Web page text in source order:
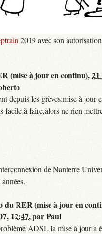
2019 avec son autorisation
(mise à jour en continu),
depuis les grèves:mise à jour
facile à faire,alors ne rien
de Nanterre
du RER (mise à jour en
12:47,parPaul
ADSL la mise à jour a